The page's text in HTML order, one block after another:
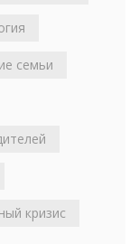
семьи
кризис